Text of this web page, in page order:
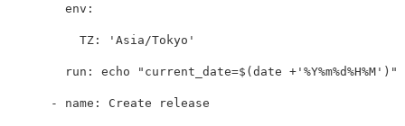
env :
TZ : ' Asia/Tokyo'
run : echo "current_date=$(date +'%Y%m%d%H%M')"
- name : Create release